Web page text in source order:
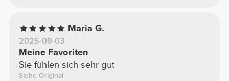
Maria G.
2025-09-03
Meine Favoriten
Sie fühlen sich sehr gut
Siehe Original